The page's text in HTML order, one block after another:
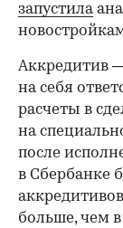
запустила
Аккредитив
на себя
расчеты в
на
после
в Сбербанке
больше, чем